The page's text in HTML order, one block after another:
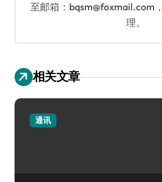
至邮箱：bqsm@foxmail.com
理。
相关文章
通讯